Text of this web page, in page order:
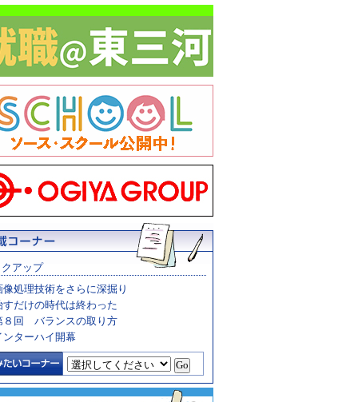
アップ
像処理技術をさらに深掘り
すだけの時代は終わった
８回 バランスの取り方
ンターハイ開幕